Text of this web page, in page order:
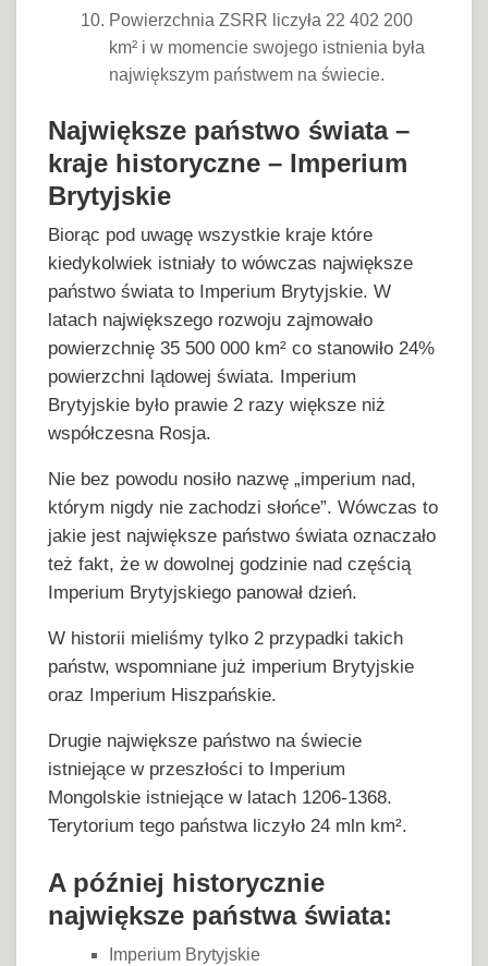
Powierzchnia ZSRR liczyła 22 402 200
km² i w momencie swojego istnienia była
największym państwem na świecie.
Największe państwo świata –
kraje historyczne – Imperium
Brytyjskie
Biorąc pod uwagę wszystkie kraje które
kiedykolwiek istniały to wówczas największe
państwo świata to Imperium Brytyjskie. W
latach największego rozwoju zajmowało
powierzchnię 35 500 000 km² co stanowiło 24%
powierzchni lądowej świata. Imperium
Brytyjskie było prawie 2 razy większe niż
współczesna Rosja.
Nie bez powodu nosiło nazwę „imperium nad,
którym nigdy nie zachodzi słońce”. Wówczas to
jakie jest największe państwo świata oznaczało
też fakt, że w dowolnej godzinie nad częścią
Imperium Brytyjskiego panował dzień.
W historii mieliśmy tylko 2 przypadki takich
państw, wspomniane już imperium Brytyjskie
oraz Imperium Hiszpańskie.
Drugie największe państwo na świecie
istniejące w przeszłości to Imperium
Mongolskie istniejące w latach 1206-1368.
Terytorium tego państwa liczyło 24 mln km².
A później historycznie
największe państwa świata:
Imperium Brytyjskie